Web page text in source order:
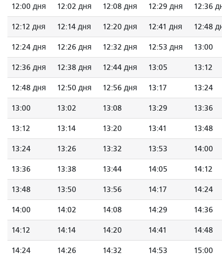
12:00 дня 12:02 дня 12:08 дня 12:29 дня 12:36
12:12 дня 12:14 дня 12:20 дня 12:41 дня 12:48
12:24 дня 12:26 дня 12:32 дня 12:53 дня 13:00
12:36 дня 12:38 дня 12:44 дня 13:05 13:12
12:48 дня 12:50 дня 12:56 дня 13:17 13:24
13:00 13:02 13:08 13:29 13:36
13:12 13:14 13:20 13:41 13:48
13:24 13:26 13:32 13:53 14:00
13:36 13:38 13:44 14:05 14:12
13:48 13:50 13:56 14:17 14:24
14:00 14:02 14:08 14:29 14:36
14:12 14:14 14:20 14:41 14:48
14:24 14:26 14:32 14:53 15:00